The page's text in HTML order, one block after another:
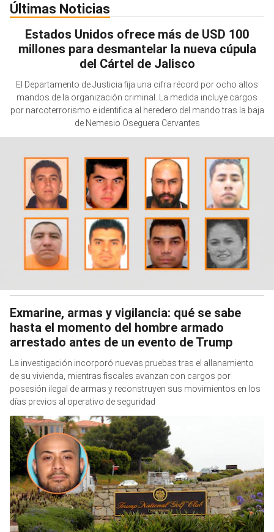
Últimas Noticias
Estados Unidos ofrece más de USD 100
millones para desmantelar la nueva cúpula
del Cártel de Jalisco
El Departamento de Justicia fija una cifra récord por ocho altos
mandos de la organización criminal. La medida incluye cargos
por narcoterrorismo e identifica al heredero del mando tras la baja
de Nemesio Oseguera Cervantes
Exmarine, armas y vigilancia: qué se sabe
hasta el momento del hombre armado
arrestado antes de un evento de Trump
La investigación incorporó nuevas pruebas tras el allanamiento
de su vivienda, mientras fiscales avanzan con cargos por
posesión ilegal de armas y reconstruyen sus movimientos en los
días previos al operativo de seguridad